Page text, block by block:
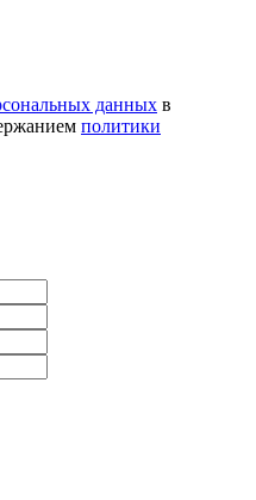
данных в
политики